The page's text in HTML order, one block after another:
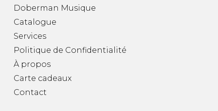
Doberman Musique
Catalogue
Services
Politique de Confidentialité
À propos
Carte cadeaux
Contact